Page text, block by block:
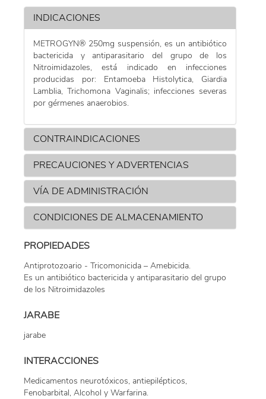
POMADA
SPRAY
INDICACIONES
METROGYN® 250mg suspensión, es un antibiótico
bactericida y antiparasitario del grupo de los
Nitroimidazoles, está indicado en infecciones
producidas por: Entamoeba Histolytica, Giardia
Lamblia, Trichomona Vaginalis; infecciones severas
por gérmenes anaerobios.
CONTRAINDICACIONES
PRECAUCIONES Y ADVERTENCIAS
VÍA DE ADMINISTRACIÓN
CONDICIONES DE ALMACENAMIENTO
PROPIEDADES
Antiprotozoario - Tricomonicida – Amebicida.
Es un antibiótico bactericida y antiparasitario del grupo
de los Nitroimidazoles
JARABE
jarabe
INTERACCIONES
Medicamentos neurotóxicos, antiepilépticos,
Fenobarbital, Alcohol y Warfarina.